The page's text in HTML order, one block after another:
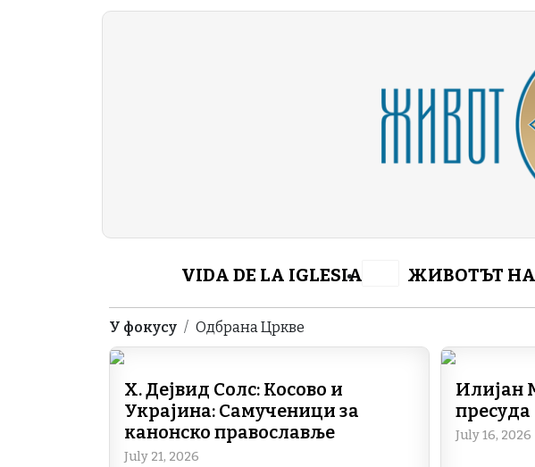
Skip to main content
Header Category Menu
VIDA DE LA IGLESIA ЖИВОТЪТ
Breadcrumb
У фокусу Одбрана Цркве
Х. Дејвид Солс: Косово и
Украјина: Самученици за
канонско православље
July 21, 2026
Илијан
пресуда
July 16, 2026